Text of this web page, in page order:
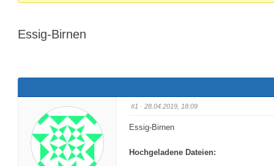
Du
hier:
Essig-Birnen
#1 · 28.04.2019, 18:09
Essig-Birnen
Hochgeladene Dateien: